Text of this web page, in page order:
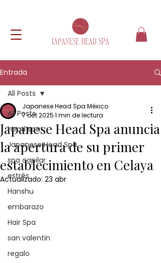
Entrada
All Posts
head spa
Japanese Head Spa
spa capilar
estrés
Hanshu
embarazo
Hair Spa
san valentin
regalo
All Posts
Japanese Head Spa anuncia
la apertura de su primer
establecimiento en Celaya
Japanese Head Spa México
7 oct 20251 min de lectura
Actualizado: 23 abr